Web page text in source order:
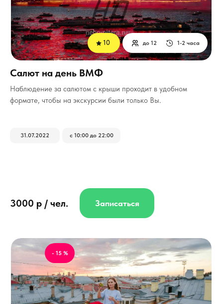
Наблюдение за салютом с крыши проходит в удобном
формате, чтобы на экскурсии были только Вы.
3000 р / чел.
1-2 часа
до 12
31.07.2022 с 10:00 до 22:00
Записаться
Салют на день ВМФ
10
- 15 %